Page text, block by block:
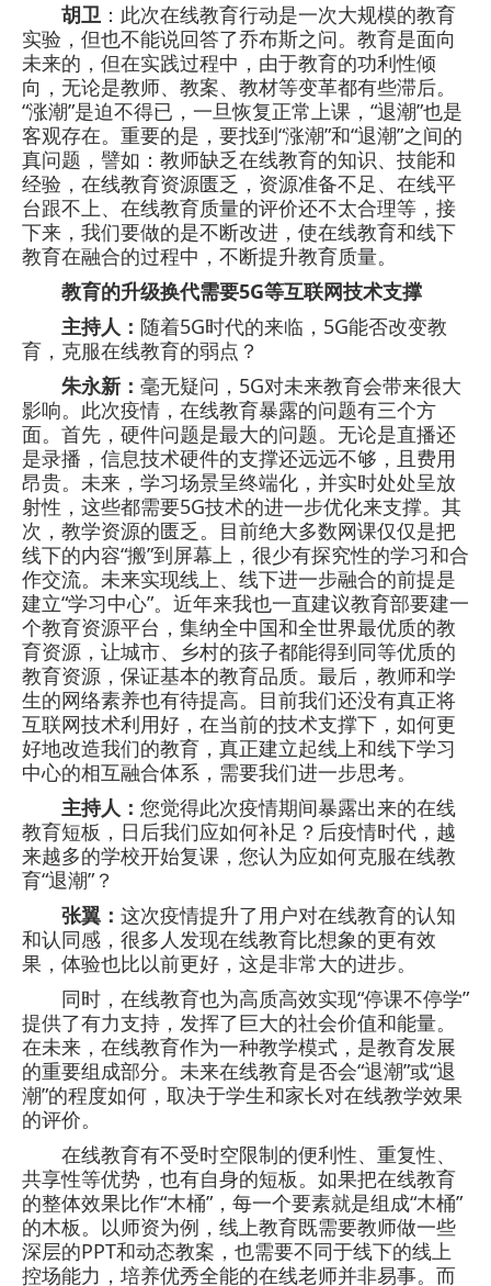
胡卫 ：此次在线教育行动是一次大规模的教育
实验，但也不能说回答了乔布斯之问。教育是面向
未来的，但在实践过程中，由于教育的功利性倾
向，无论是教师、教案、教材等变革都有些滞后。
“涨潮”是迫不得已，一旦恢复正常上课，“退潮”也是
客观存在。重要的是，要找到“涨潮”和“退潮”之间的
真问题，譬如：教师缺乏在线教育的知识、技能和
经验，在线教育资源匮乏，资源准备不足、在线平
台跟不上、在线教育质量的评价还不太合理等，接
下来，我们要做的是不断改进，使在线教育和线下
教育在融合的过程中，不断提升教育质量。
教育的升级换代需要5G等互联网技术支撑
主持人： 随着5G时代的来临，5G能否改变教
育，克服在线教育的弱点？
朱永新： 毫无疑问，5G对未来教育会带来很大
影响。此次疫情，在线教育暴露的问题有三个方
面。首先，硬件问题是最大的问题。无论是直播还
是录播，信息技术硬件的支撑还远远不够，且费用
昂贵。未来，学习场景呈终端化，并实时处处呈放
射性，这些都需要5G技术的进一步优化来支撑。其
次，教学资源的匮乏。目前绝大多数网课仅仅是把
线下的内容“搬”到屏幕上，很少有探究性的学习和合
作交流。未来实现线上、线下进一步融合的前提是
建立“学习中心”。近年来我也一直建议教育部要建一
个教育资源平台，集纳全中国和全世界最优质的教
育资源，让城市、乡村的孩子都能得到同等优质的
教育资源，保证基本的教育品质。最后，教师和学
生的网络素养也有待提高。目前我们还没有真正将
互联网技术利用好，在当前的技术支撑下，如何更
好地改造我们的教育，真正建立起线上和线下学习
中心的相互融合体系，需要我们进一步思考。
主持人： 您觉得此次疫情期间暴露出来的在线
教育短板，日后我们应如何补足？后疫情时代，越
来越多的学校开始复课，您认为应如何克服在线教
育“退潮”？
张翼： 这次疫情提升了用户对在线教育的认知
和认同感，很多人发现在线教育比想象的更有效
果，体验也比以前更好，这是非常大的进步。
同时，在线教育也为高质高效实现“停课不停学”
提供了有力支持，发挥了巨大的社会价值和能量。
在未来，在线教育作为一种教学模式，是教育发展
的重要组成部分。未来在线教育是否会“退潮”或“退
潮”的程度如何，取决于学生和家长对在线教学效果
的评价。
在线教育有不受时空限制的便利性、重复性、
共享性等优势，也有自身的短板。如果把在线教育
的整体效果比作“木桶”，每一个要素就是组成“木桶”
的木板。以师资为例，线上教育既需要教师做一些
深层的PPT和动态教案，也需要不同于线下的线上
控场能力，培养优秀全能的在线老师并非易事。而